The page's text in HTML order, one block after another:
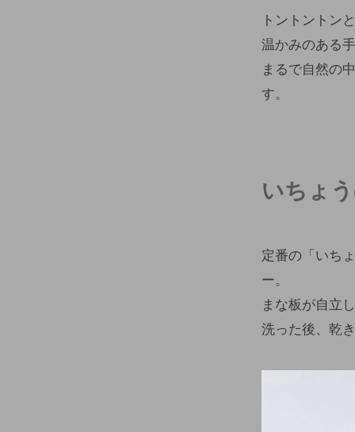
トントントン
温かみのある
まるで自然の
す。
いちょ
定番の「いち
ー。
まな板が自立
洗った後、乾